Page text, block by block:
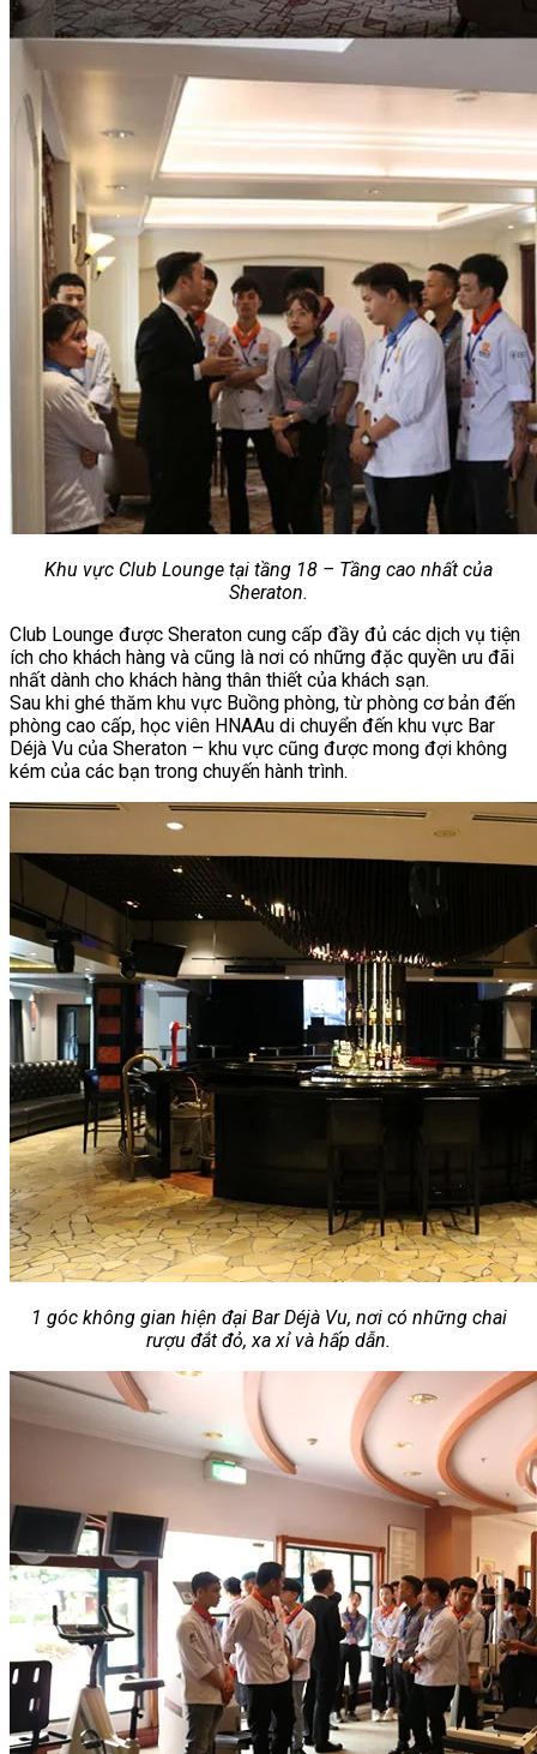
Khu vực Club Lounge tại tầng 18 – Tầng cao nhất của
Sheraton.
Club Lounge được Sheraton cung cấp đầy đủ các dịch vụ tiện
ích cho khách hàng và cũng là nơi có những đặc quyền ưu đãi
nhất dành cho khách hàng thân thiết của khách sạn.
Sau khi ghé thăm khu vực Buồng phòng, từ phòng cơ bản đến
phòng cao cấp, học viên HNAAu di chuyển đến khu vực Bar
Déjà Vu của Sheraton – khu vực cũng được mong đợi không
kém của các bạn trong chuyến hành trình.
1 góc không gian hiện đại Bar Déjà Vu, nơi có những chai
rượu đắt đỏ, xa xỉ và hấp dẫn.